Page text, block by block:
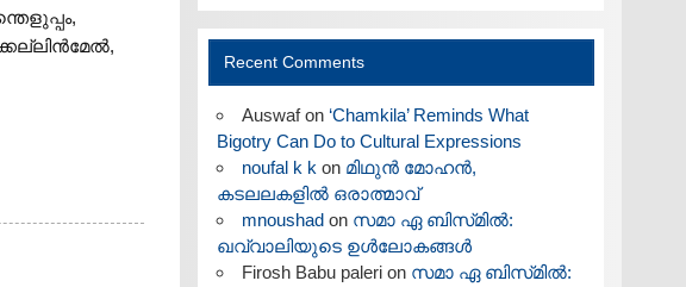
Recent Comments
Auswafon ‘Chamkila’ Reminds What
Bigotry Can Do to Cultural Expressions
noufal k k on മിഥുൻ മോഹൻ,
കടലലകളിൽ ഒരാത്മാവ്
mnoushadon സമാ ഏ ബിസ്‌മിൽ:
ഖവ്വാലിയുടെ ഉൾലോകങ്ങൾ
Firosh Babu palerion സമാ ഏ ബിസ്‌മിൽ: